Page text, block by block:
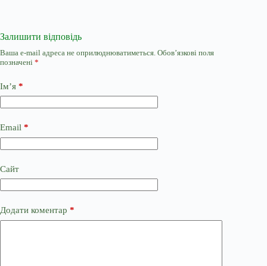
Залишити відповідь
Ваша e-mail адреса не оприлюднюватиметься. Обов’язкові поля
позначені *
Ім’я *
Email *
Сайт
Додати коментар *